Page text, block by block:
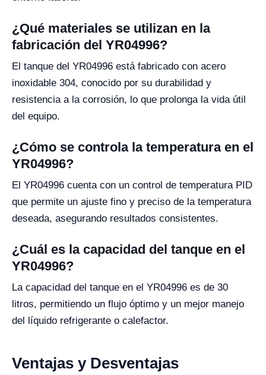
¿Qué materiales se utilizan en la
fabricación del YR04996?
El tanque del YR04996 está fabricado con acero
inoxidable 304, conocido por su durabilidad y
resistencia a la corrosión, lo que prolonga la vida útil
del equipo.
¿Cómo se controla la temperatura en el
YR04996?
El YR04996 cuenta con un control de temperatura PID
que permite un ajuste fino y preciso de la temperatura
deseada, asegurando resultados consistentes.
¿Cuál es la capacidad del tanque en el
YR04996?
La capacidad del tanque en el YR04996 es de 30
litros, permitiendo un flujo óptimo y un mejor manejo
del líquido refrigerante o calefactor.
Ventajas y Desventajas